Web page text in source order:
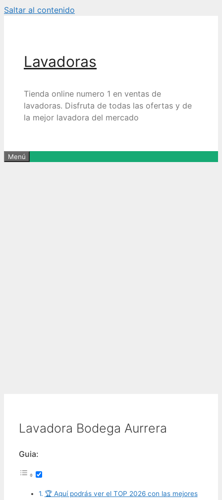
Saltar al contenido
Lavadoras
Tienda online numero 1 en ventas de
lavadoras. Disfruta de todas las ofertas y de
la mejor lavadora del mercado
Menú
Lavadora Bodega Aurrera
Guia:
🏆 Aquí podrás ver el TOP 2026 con las mejores